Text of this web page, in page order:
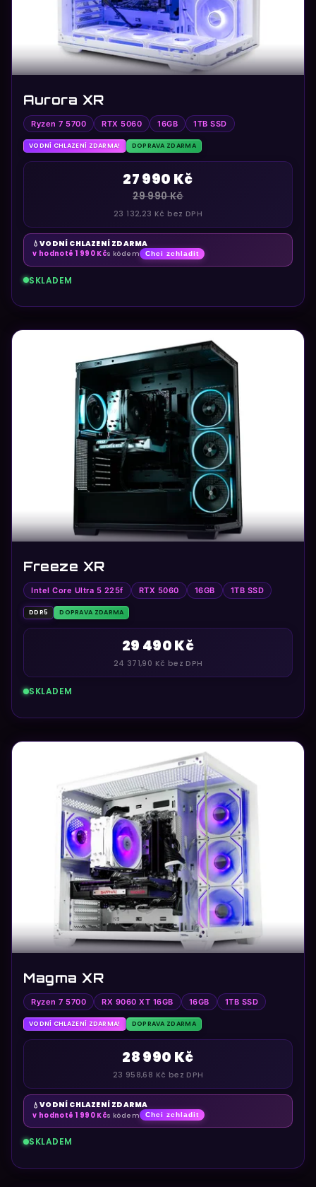
k
t
Aurora XR
Ryzen 7 5700 RTX 5060 16GB 1TB SSD
VODNÍ CHLAZENÍ ZDARMA! DOPRAVA ZDARMA
23 132,23 Kč bez DPH
27 990 Kč
29 990 Kč
💧VODNÍ CHLAZENÍ ZDARMA
v hodnotě 1 990 Kčs kódem Chci zchladit
SKLADEM
Freeze XR
Intel Core Ultra 5 225f RTX 5060 16GB 1TB SSD
DDR5 DOPRAVA ZDARMA
24 371,90 Kč bez DPH
29 490 Kč
SKLADEM
Magma XR
Ryzen 7 5700 RX 9060 XT 16GB 16GB 1TB SSD
VODNÍ CHLAZENÍ ZDARMA! DOPRAVA ZDARMA
23 958,68 Kč bez DPH
28 990 Kč
💧VODNÍ CHLAZENÍ ZDARMA
v hodnotě 1 990 Kčs kódem Chci zchladit
SKLADEM